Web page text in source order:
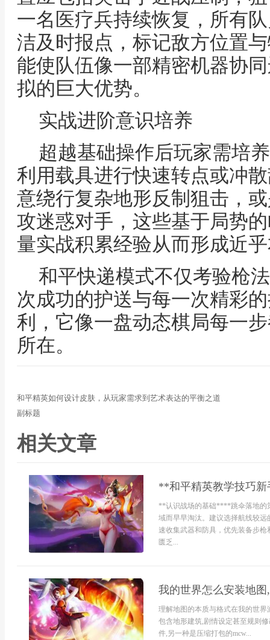
一名医疗兵持续恢复，所有
洁及时报点，标记敌方位置
能使队伍像一部精密机器协
拟的巨大优势。
实战进阶意识培养
超越基础操作后玩家需培
利用载具进行快速转点或冲
意绕行复杂地形反制狙击，
攻迷惑对手，这些基于局势
量实战积累经验从而形成近
和平快递模式不仅考验枪
次成功的护送与每一次精彩
利，它像一盘动态棋局每一
所在。
和平精英如何设计皮肤，从玩家需求到艺术表达的平衡之道
副标题
相关文章
**和平精英教学技巧
**认识战场的基础****跳伞落地的
域而早早淘汰。建议选择航线较
速收集武器和防具，优先装备步
匮乏...
我的世界怎么安装地
理解地图的本质与格式在我的世
包含地形建筑,剧情设定甚至规则
件,另一种是压缩打包的mcw...